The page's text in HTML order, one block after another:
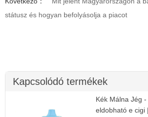
státusz és hogyan befolyásolja a piacot
Kapcsolódó termékek
Kék Málna Jég
eldobható e cigi